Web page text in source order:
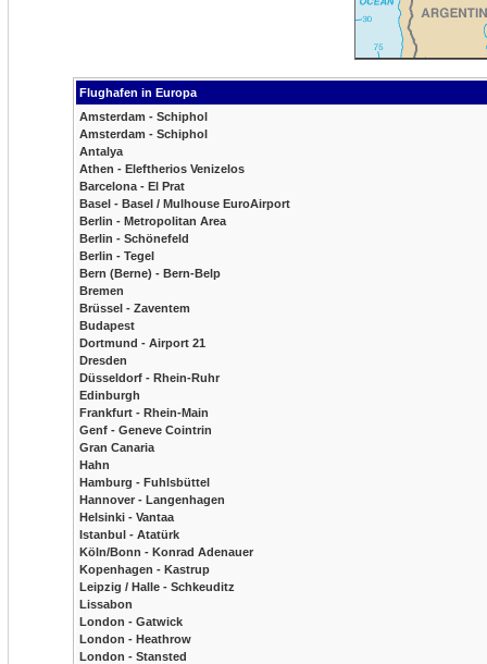
Flughafen in Europa
Amsterdam - Schiphol
Amsterdam - Schiphol
Antalya
Athen - Eleftherios Venizelos
Barcelona - El Prat
Basel - Basel / Mulhouse EuroAirport
Berlin - Metropolitan Area
Berlin - Schönefeld
Berlin - Tegel
Bern (Berne) - Bern-Belp
Bremen
Brüssel - Zaventem
Budapest
Dortmund - Airport 21
Dresden
Düsseldorf - Rhein-Ruhr
Edinburgh
Frankfurt - Rhein-Main
Genf - Geneve Cointrin
Gran Canaria
Hahn
Hamburg - Fuhlsbüttel
Hannover - Langenhagen
Helsinki - Vantaa
Istanbul - Atatürk
Köln/Bonn - Konrad Adenauer
Kopenhagen - Kastrup
Leipzig / Halle - Schkeuditz
Lissabon
London - Gatwick
London - Heathrow
London - Stansted